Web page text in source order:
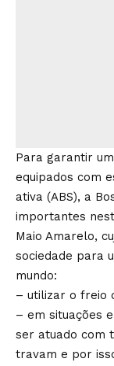
Para garantir
equipados com
ativa (ABS), a
importantes
Maio Amarelo,
sociedade para
mundo:
– utilizar o freio
– em situações
ser atuado com
travam e por